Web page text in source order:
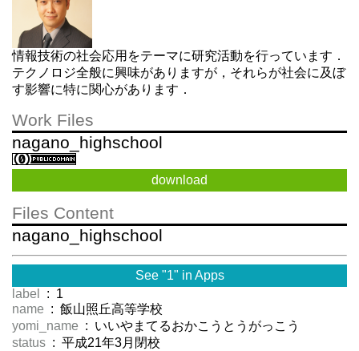
情報技術の社会応用をテーマに研究活動を行っています．
テクノロジ全般に興味がありますが，それらが社会に及ぼ
す影響に特に関心があります．
Work Files
nagano_highschool
download
Files Content
nagano_highschool
See "1" in Apps
label
: 1
name : 飯山照丘高等学校
yomi_name : いいやまてるおかこうとうがっこう
status : 平成21年3月閉校